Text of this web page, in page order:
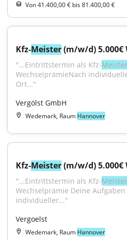
Von 41.400,00 € bis 81.400,00 €
Kfz-Meister (m/w/d) 5.000€
"...Eintrittstermin als Kfz-Meister
WechselprämieNach
Ort..."
Vergölst GmbH
Wedemark, Raum Hannover
Kfz-Meister (m/w/d) 5.000€
"...Eintrittstermin als Kfz-Meister
Wechselprämie Deine
individueller..."
Vergoelst
Wedemark, Raum Hannover